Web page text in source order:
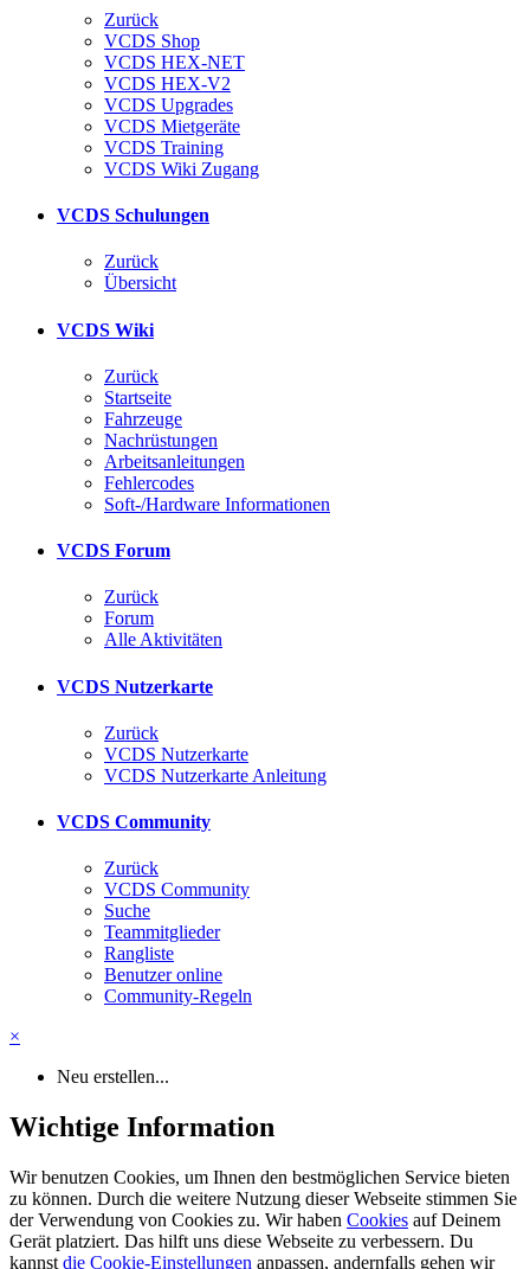
Zurück
VCDS Shop
VCDS HEX-NET
VCDS HEX-V2
VCDS Upgrades
VCDS Mietgeräte
VCDS Training
VCDS Wiki Zugang
VCDS Schulungen
Zurück
Übersicht
VCDS Wiki
Zurück
Startseite
Fahrzeuge
Nachrüstungen
Arbeitsanleitungen
Fehlercodes
Soft-/Hardware Informationen
VCDS Forum
Zurück
Forum
Alle Aktivitäten
VCDS Nutzerkarte
Zurück
VCDS Nutzerkarte
VCDS Nutzerkarte Anleitung
VCDS Community
Zurück
VCDS Community
Suche
Teammitglieder
Rangliste
Benutzer online
Community-Regeln
×
Neu erstellen...
Wichtige Information
Wir benutzen Cookies, um Ihnen den bestmöglichen Service bieten
zu können. Durch die weitere Nutzung dieser Webseite stimmen Sie
der Verwendung von Cookies zu. Wir haben Cookies auf Deinem
Gerät platziert. Das hilft uns diese Webseite zu verbessern. Du
kannst die Cookie-Einstellungen anpassen, andernfalls gehen wir